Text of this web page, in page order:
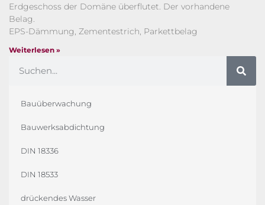
Erdgeschoss der Domäne überflutet. Der vorhandene
Belag.
EPS-Dämmung, Zementestrich, Parkettbelag
Weiterlesen »
Bauüberwachung
Bauwerksabdichtung
DIN 18336
DIN 18533
drückendes Wasser